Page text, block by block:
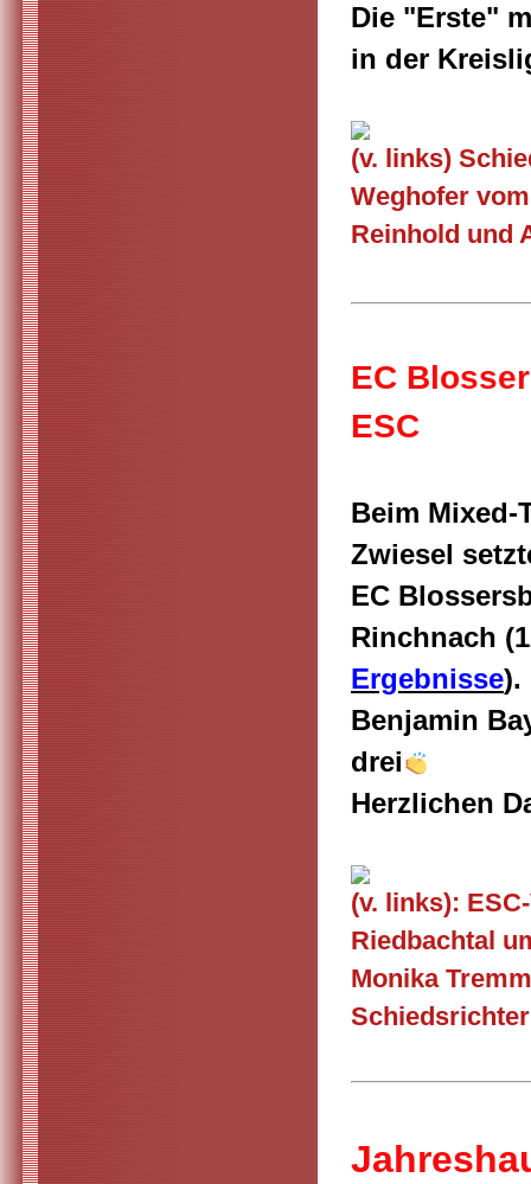
Die "Erste"
in der
(v. links)
Weghofer
Reinhold und
EC
ESC
Beim Mixed-
Zwiesel
EC
Rinchnach
Ergebnisse).
Benjamin
drei
Herzlichen
(v. links):
Riedbachtal
Monika